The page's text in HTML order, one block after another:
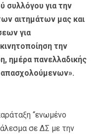
συλλόγου για την
αιτημάτων μας και
για
την
ημέρα πανελλαδικής
“ενωμένο
σε ΔΣ με την